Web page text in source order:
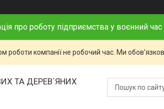
про роботу підприємства у воєнний час
роботи компанії не робочий час. Ми
ТА ДЕРЕВ`ЯНИХ